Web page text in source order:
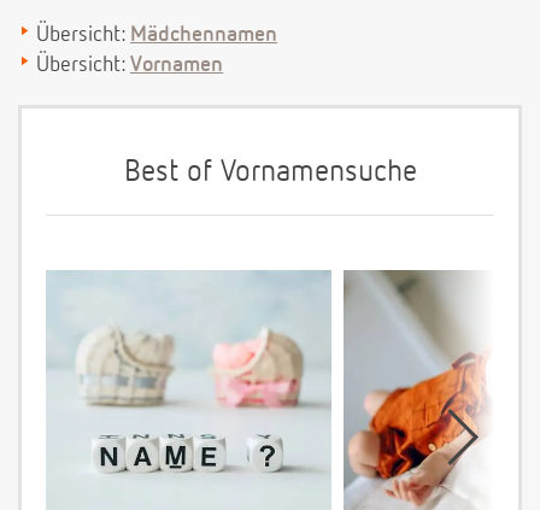
Übersicht: Mädchennamen
Übersicht: Vornamen
Best of Vornamensuche